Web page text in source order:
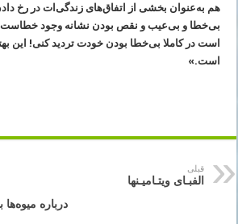
هم به‌عنوان بخشی از اتفاق‌های زندگی‌ات در رخ
بی‌خطا و بی‌عیب و نقص بودن نشانه وجود خطاست.
است در کاملا بی‌خطا بودن خودت تردید کنی! این
است.»
قبلی
الفبـای ویتـامیـنها
درباره